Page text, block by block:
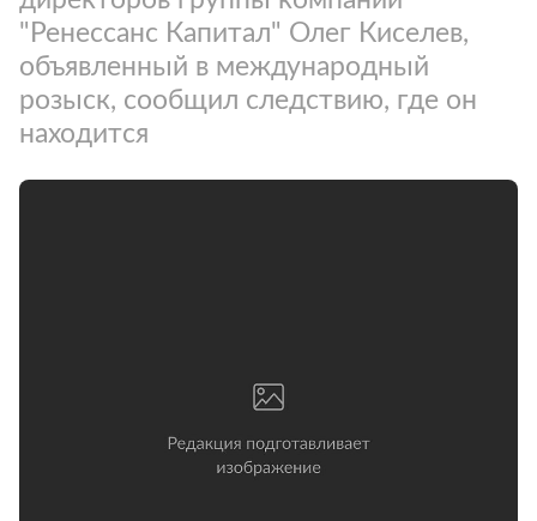
"Ренессанс Капитал" Олег Киселев,
объявленный в международный
розыск, сообщил следствию, где он
находится